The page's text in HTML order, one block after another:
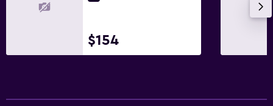
$154